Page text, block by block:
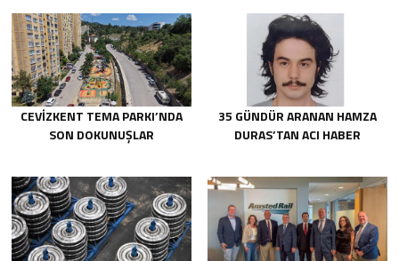
CEVİZKENT TEMA PARKI’NDA
SON DOKUNUŞLAR
35 GÜNDÜR ARANAN HAMZA
DURAS’TAN ACI HABER